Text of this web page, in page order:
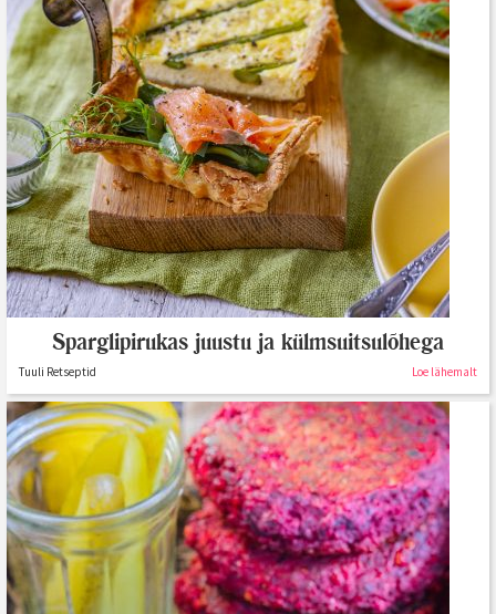
Sparglipirukas juustu ja külmsuitsulõhega
Tuuli Retseptid Loe lähemalt